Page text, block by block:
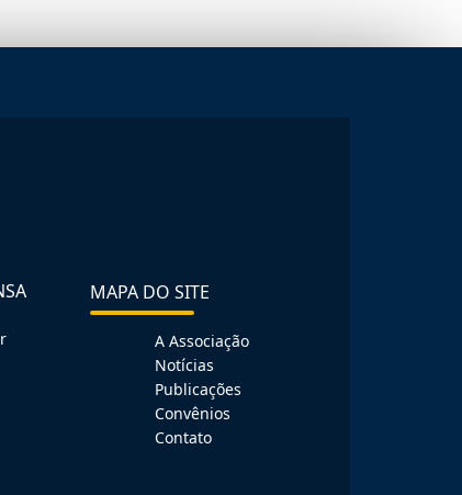
MAPA DO SITE
A Associação
Notícias
Publicações
Convênios
Contato